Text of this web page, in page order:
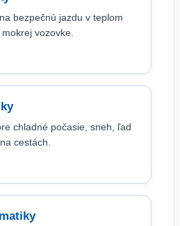
bezpečnú jazdu v teplom
vozovke.
chladné počasie, sneh, ľad
cestách.